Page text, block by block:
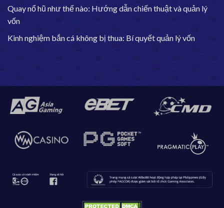
Quay nổ hũ như thế nào: Hướng dẫn chiến thuật và quản lý
vốn
Kinh nghiệm bắn cá không bị thua: Bí quyết quản lý vốn